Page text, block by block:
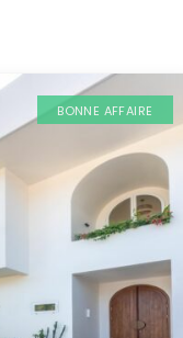
BONNE AFFAIRESECURED
ESTATE